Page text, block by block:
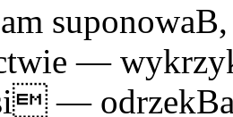
—
—